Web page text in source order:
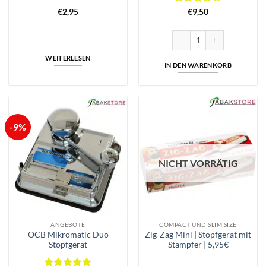
€2,95
WEITERLESEN
Bewertet
von 5
€9,50
IN DEN WARENKORB
-9%
ANGEBOTE
OCB Mikromatic Duo
Stopfgerät
NICHT VORRÄTIG
COMPACT UND SLIM SIZE
Zig-Zag Mini | Stopfgerät mit
Stampfer | 5,95€